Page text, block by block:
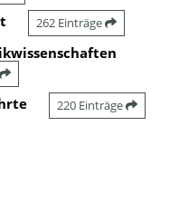
262 Einträge
220 Einträge